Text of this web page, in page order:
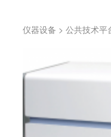
仪器设备 > 公共技术平